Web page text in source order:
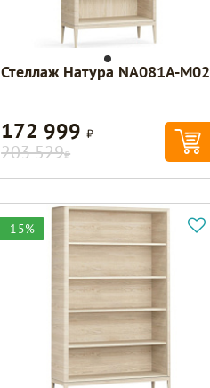
Стеллаж Натура NA081A-M02
172 999Р
203 529Р
- 15%